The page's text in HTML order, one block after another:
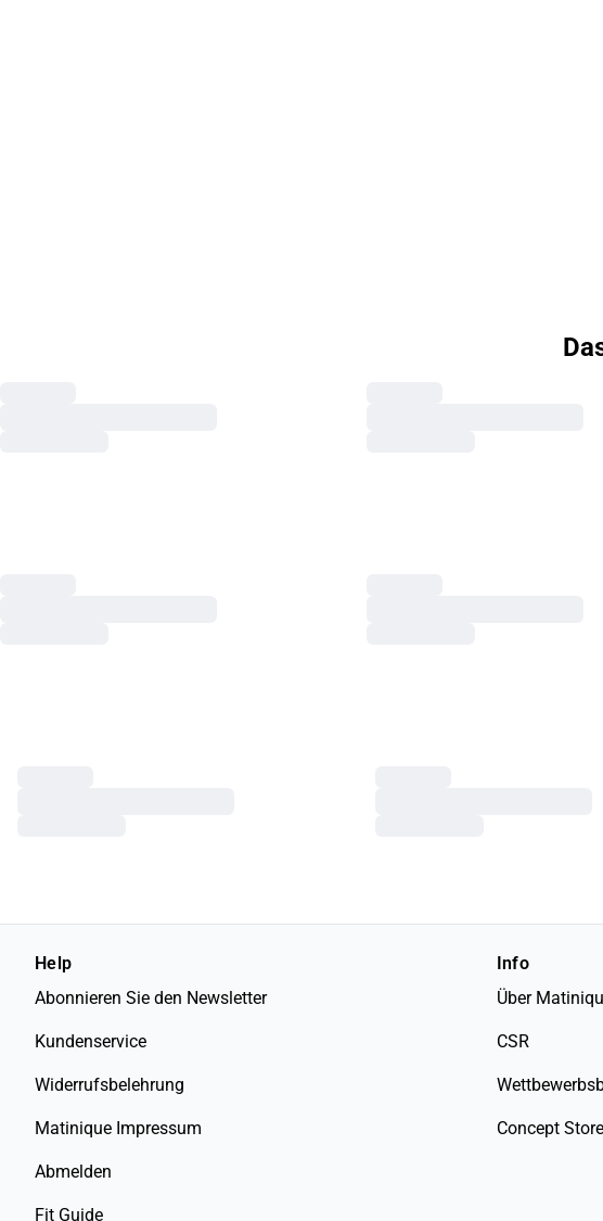
Help
Abonnieren Sie den Newsletter
Kundenservice
Widerrufsbelehrung
Matinique Impressum
Abmelden
Fit Guide
Info
Über
CSR
Concept